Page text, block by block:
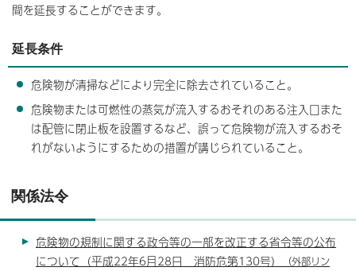
間を延長することができます。
延長条件
危険物が清掃などにより完全に除去されていること。
危険物または可燃性の蒸気が流入するおそれのある注入口また
は配管に閉止板を設置するなど、誤って危険物が流入するおそ
れがないようにするための措置が講じられていること。
関係法令
危険物の規制に関する政令等の一部を改正する省令等の公布
について（平成22年6月28日 消防危第130号）
（外部リン